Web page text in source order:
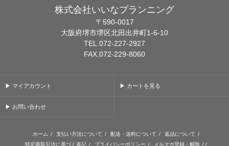
株式会社いいなプランニング
〒590-0017
大阪府堺市堺区北田出井町1-6-10
TEL.072-227-2927
FAX.072-229-8060
▶ マイアカウント ▶ カートを見る
▶ お問い合わせ
ホーム / 支払い方法について / 配送・送料について / 返品について /
特定商取引法に基づく表記 / プライバシーポリシー / メルマガ登録・解除 / /